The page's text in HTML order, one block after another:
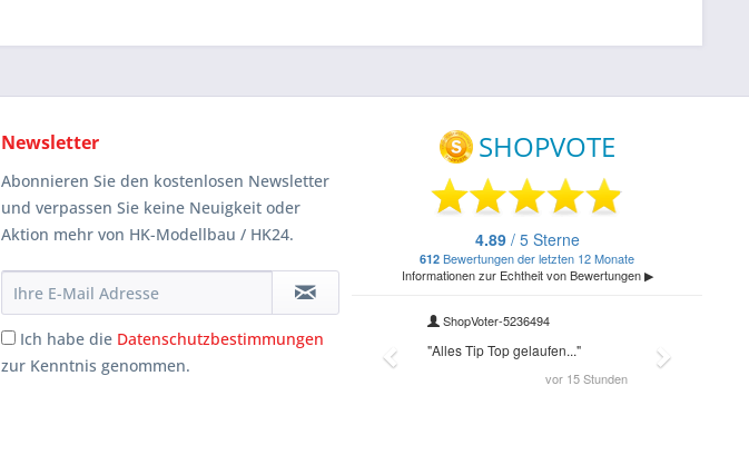
Newsletter
Abonnieren Sie den kostenlosen Newsletter
und verpassen Sie keine Neuigkeit oder
Aktion mehr von HK-Modellbau / HK24.
Ich habe die Datenschutzbestimmungen
zur Kenntnis genommen.